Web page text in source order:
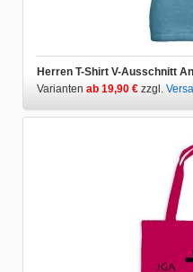
Herren T-Shirt V-Ausschnitt
Varianten ab 19,90 € zzgl.